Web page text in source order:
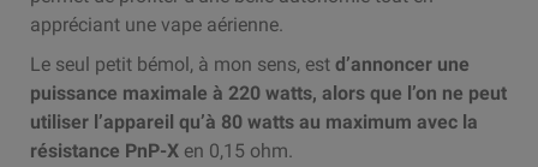
appréciant une vape aérienne.
Le seul petit bémol, à mon sens, est d’annoncer une
puissance maximale à 220 watts, alors que l’on ne peut
utiliser l’appareil qu’à 80 watts au maximum avec la
résistance PnP-X en 0,15 ohm.